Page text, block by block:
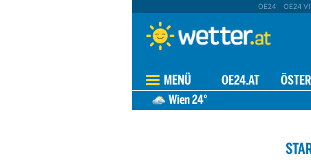
OE24 OE24
MENÜ OE24.AT
Wien24°